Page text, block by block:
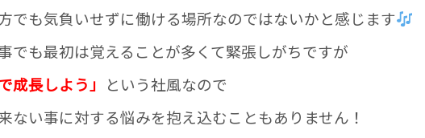
でも気負いせずに働ける場所なのではないかと感じます
でも最初は覚えることが多くて緊張しがちですが
成長しよう」 という社風なので
ない事に対する悩みを抱え込むこともありません！